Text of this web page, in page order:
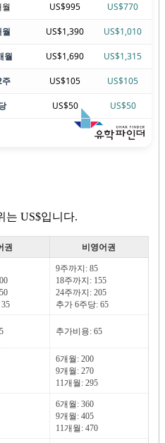
US$995 US$770
US$1,390 US$1,010
월 US$1,690 US$1,315
US$105 US$105
US$50 US$50
는 US$입니다.
권 비영어권
9주까지: 85
18주까지: 155
24주까지: 205
추가 6주당: 65
추가비용: 65
6개월: 200
9개월: 270
11개월: 295
6개월: 360
9개월: 405
11개월: 470